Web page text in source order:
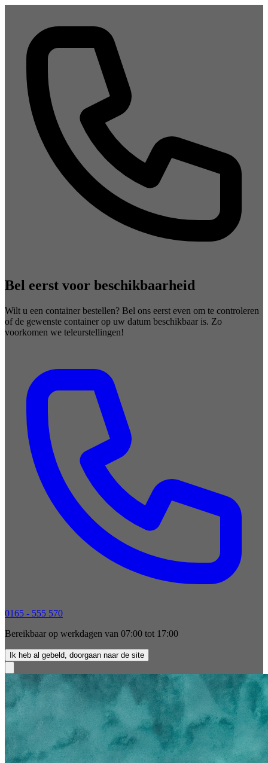
Bel eerst voor beschikbaarheid
Wilt u een container bestellen? Bel ons eerst even om te controleren
of de gewenste container op uw datum beschikbaar is. Zo
voorkomen we teleurstellingen!
0165 - 555 570
Bereikbaar op werkdagen van 07:00 tot 17:00
Ik heb al gebeld, doorgaan naar de site